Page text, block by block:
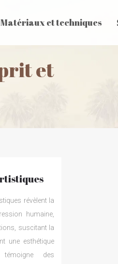
Matériaux et techniques
et
révèlent la
humaine,
suscitant la
une esthétique
des